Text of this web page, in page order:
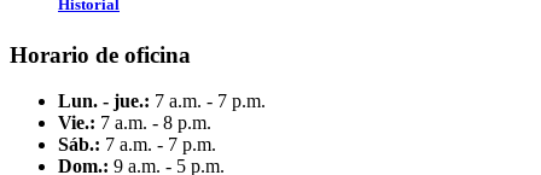
Historial
Horario de oficina
Lun. - jue.: 7 a.m. - 7 p.m.
Vie.: 7 a.m. - 8 p.m.
Sáb.: 7 a.m. - 7 p.m.
Dom.: 9 a.m. - 5 p.m.